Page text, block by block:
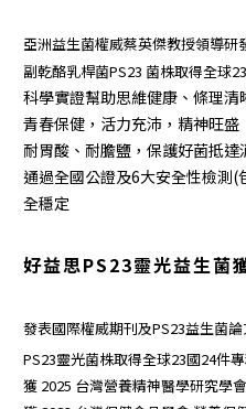
亞洲益生菌權威蔡英傑教授領導研
副乾酪乳桿菌PS23 菌株取得全球
科學實證幫助思維健康、條理清
青春保健，活力充沛，精神旺盛
耐胃酸、耐膽鹽，保護好菌抵達
通過全國公證及6大安全性檢測
全穩定
好益思PS23靈光益生菌
發表國際權威期刊及PS23益生菌
PS23靈光菌株取得全球23國24件
獲 2025 台灣營養精神醫學研究學會